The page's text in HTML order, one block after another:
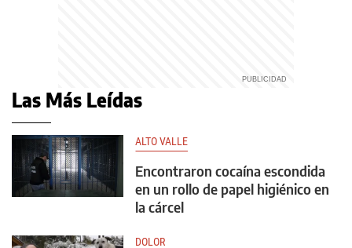
Las Más Leídas
ALTO VALLE
Encontraron cocaína escondida
en un rollo de papel higiénico en
la cárcel
DOLOR